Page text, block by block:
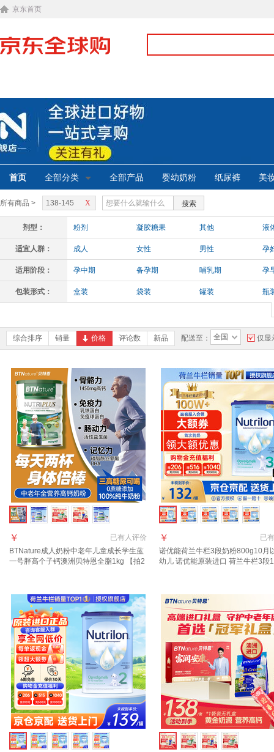
京东首页
首页 全部分类 全部产品 婴幼奶粉 纸尿裤 美
所有商品 > X
138-145 搜索
剂型： 粉剂 凝胶糖果 其他 液
适宜人群： 成人 女性 男性 孕
失眠人群 脑力劳动者 备孕女性
适用阶段： 孕中期 备孕期 哺乳期 孕
包装形式： 盒装 袋装 罐装 瓶
综合排序 销量 价格 评论数 新品 配送至： 全国 仅显
已有人评价
￥
BTNature成人奶粉中老年儿童成长学生蓝
一号胖高个子钙澳洲贝特恩全脂1kg 【拍2
已有
￥
诺优能荷兰牛栏3段奶粉800g10月
幼儿 诺优能原装进口 荷兰牛栏3段